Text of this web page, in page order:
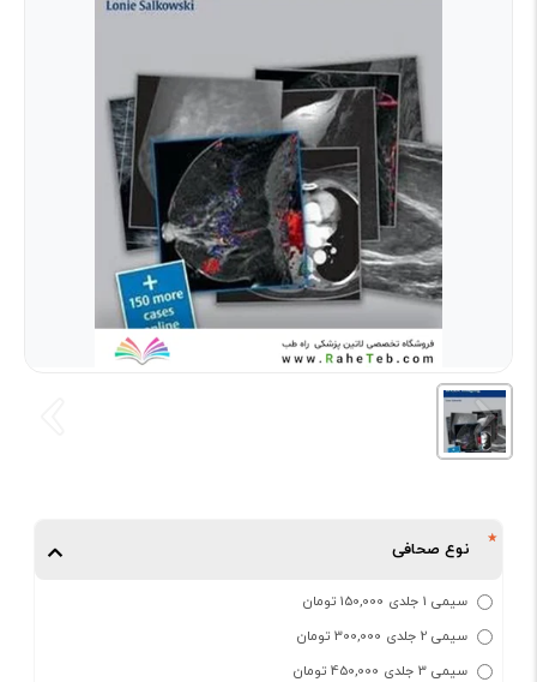
نوع صحافی
سیمی 1 جلدی 150,000 تومان
سیمی 2 جلدی 300,000 تومان
سیمی 3 جلدی 450,000 تومان